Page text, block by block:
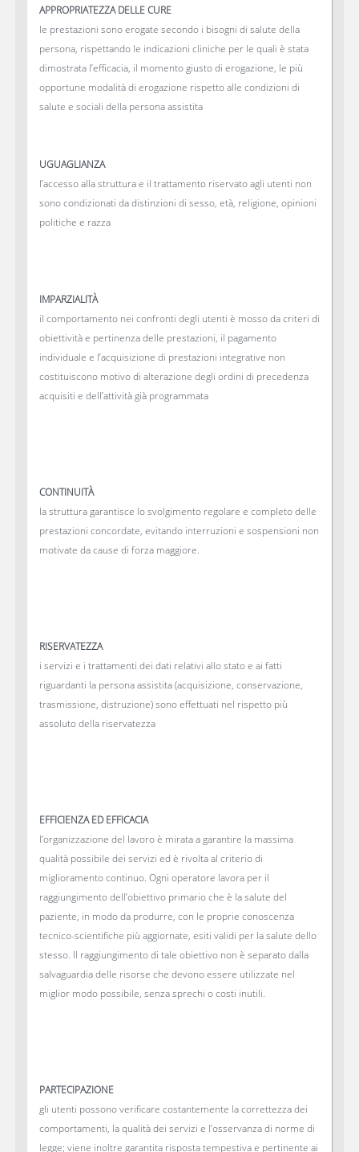
APPROPRIATEZZA DELLE CURE
le prestazioni sono erogate secondo i bisogni di salute della
persona, rispettando le indicazioni cliniche per le quali è stata
dimostrata l’efficacia, il momento giusto di erogazione, le più
opportune modalità di erogazione rispetto alle condizioni di
salute e sociali della persona assistita
UGUAGLIANZA
l’accesso alla struttura e il trattamento riservato agli utenti non
sono condizionati da distinzioni di sesso, età, religione, opinioni
politiche e razza
IMPARZIALITÀ
il comportamento nei confronti degli utenti è mosso da criteri di
obiettività e pertinenza delle prestazioni, il pagamento
individuale e l’acquisizione di prestazioni integrative non
costituiscono motivo di alterazione degli ordini di precedenza
acquisiti e dell’attività già programmata
CONTINUITÀ
la struttura garantisce lo svolgimento regolare e completo delle
prestazioni concordate, evitando interruzioni e sospensioni non
motivate da cause di forza maggiore.
RISERVATEZZA
i servizi e i trattamenti dei dati relativi allo stato e ai fatti
riguardanti la persona assistita (acquisizione, conservazione,
trasmissione, distruzione) sono effettuati nel rispetto più
assoluto della riservatezza
EFFICIENZA ED EFFICACIA
l’organizzazione del lavoro è mirata a garantire la massima
qualità possibile dei servizi ed è rivolta al criterio di
miglioramento continuo. Ogni operatore lavora per il
raggiungimento dell’obiettivo primario che è la salute del
paziente, in modo da produrre, con le proprie conoscenza
tecnico-scientifiche più aggiornate, esiti validi per la salute dello
stesso. Il raggiungimento di tale obiettivo non è separato dalla
salvaguardia delle risorse che devono essere utilizzate nel
miglior modo possibile, senza sprechi o costi inutili.
PARTECIPAZIONE
gli utenti possono verificare costantemente la correttezza dei
comportamenti, la qualità dei servizi e l’osservanza di norme di
legge; viene inoltre garantita risposta tempestiva e pertinente ai